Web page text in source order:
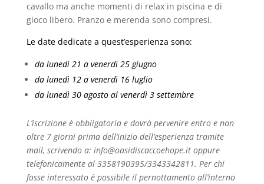
cavallo ma anche momenti di relax in piscina e di
gioco libero. Pranzo e merenda sono compresi.
Le date dedicate a quest’esperienza sono:
da lunedì 21 a venerdì 25 giugno
da lunedì 12 a venerdì 16 luglio
da lunedì 30 agosto al venerdì 3 settembre
L’iscrizione è obbligatoria e dovrà pervenire entro e non
oltre 7 giorni prima dell’inizio dell’esperienza tramite
mail, scrivendo a: info@oasidiscaccoehope.it oppure
telefonicamente al 3358190395/3343342811. Per chi
fosse interessato è possibile il pernottamento all’interno